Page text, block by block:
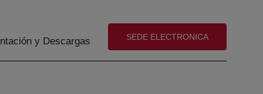
y Descargas (abre en nueva ventana)
SEDE ELECTRONICA